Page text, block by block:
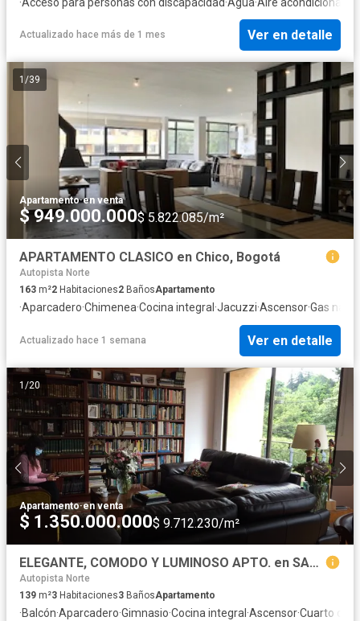
Actualizado hace más de 1 mes Ver en detalle
1 /39
Apartamento·en venta
$ 949.000.000$ 5.822.085/m²
APARTAMENTO CLASICO en Chico, Bogotá
Autopista Norte
163 m²2 Habitaciones2 BañosApartamento
·Aparcadero·Chimenea·Cocina integral ·Jacuzzi·Ascensor·Gas
Actualizado hace 1 semana Ver en detalle
1 /20
Apartamento·en venta
$ 1.350.000.000$ 9.712.230/m²
ELEGANTE, COMODO Y LUMINOSO APTO. en SAN PATRICIO
Autopista Norte
139 m²3 Habitaciones3 BañosApartamento
·Balcón·Aparcadero·Gimnasio·Cocina integral ·Ascensor·Cuarto de